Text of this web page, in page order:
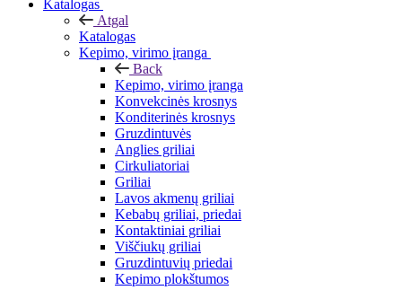
Katalogas
Atgal
Katalogas
Kepimo, virimo įranga
Back
Kepimo, virimo įranga
Konvekcinės krosnys
Konditerinės krosnys
Gruzdintuvės
Anglies griliai
Cirkuliatoriai
Griliai
Lavos akmenų griliai
Kebabų griliai, priedai
Kontaktiniai griliai
Viščiukų griliai
Gruzdintuvių priedai
Kepimo plokštumos